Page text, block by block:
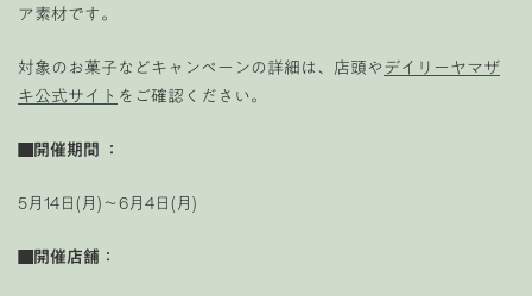
ア素材です。
対象のお菓子などキャンペーンの詳細は、店頭やデイリーヤマザ
キ公式サイト をご確認ください。
■開催期間 ：
5月14日(月)～6月4日(月)
■開催店舗：